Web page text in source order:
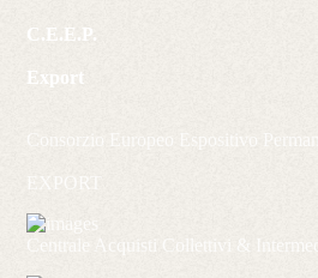
C.E.E.P.
Export
Consorzio Europeo Espositivo
Centrale Acquisti Collettivi &